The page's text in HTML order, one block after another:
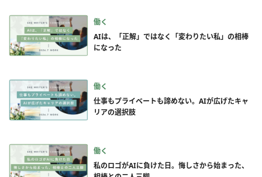
働く
AIは、「正解」ではなく「変わりたい私」の相棒
になった
働く
仕事もプライベートも諦めない。AIが広げたキャ
リアの選択肢
働く
私のロゴがAIに負けた日。悔しさから始まった、